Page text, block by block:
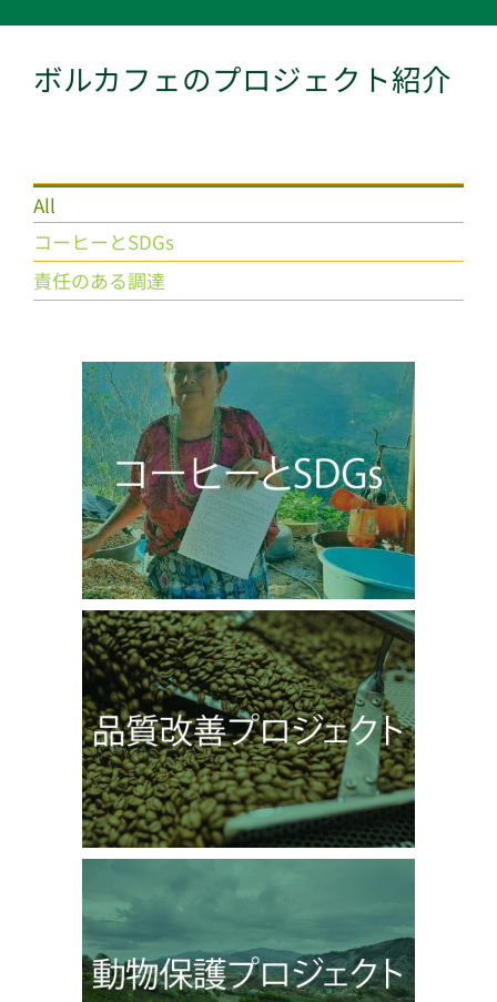
ボルカフェのプロジェクト紹介
All
コーヒーとSDGs
責任のある調達